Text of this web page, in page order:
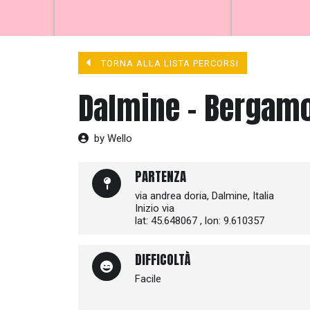
TORNA ALLA LISTA PERCORSI
Dalmine -
by Wello
PARTENZA
via andrea doria, Dalmine, Italia
Inizio via
lat: 45.648067 , lon: 9.610357
DIFFICOLTÀ
Facile